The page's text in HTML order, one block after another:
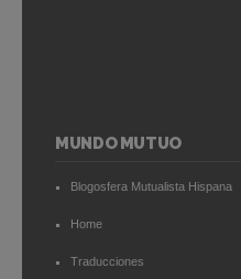
MUNDO MUTUO
Blogosfera Mutualista Hispana
Home
Traducciones